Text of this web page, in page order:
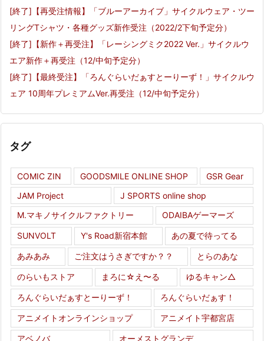
[終了]【再受注情報】「ブルーアーカイブ」サイクルウェア・ツー
リングTシャツ・各種グッズ新作受注（2022/2下旬予定分）
[終了]【新作＋再受注】「レーシングミク2022 Ver.」サイクルウ
エア新作＋再受注（12/中旬予定分）
[終了]【最終受注】「ろんぐらいだぁすとーりーず！」サイクルウ
ェア 10周年プレミアムVer.再受注（12/中旬予定分）
タグ
COMIC ZIN GOODSMILE ONLINE SHOP
GSR Gear
JAM Project
J SPORTS online shop
M.マキノサイクルファクトリー
ODAIBAゲーマーズ
SUNVOLT Y's Road新宿本館 あの夏で待ってる
あみあみ ご注文はうさぎですか？？ とらのあな
のらいもストア まろに☆え〜る ゆるキャン△
ろんぐらいだぁすとーりーず！ ろんぐらいだぁす！
アニメイトオンラインショップ アニメイト宇都宮店
アベノバ オーメストグランデ